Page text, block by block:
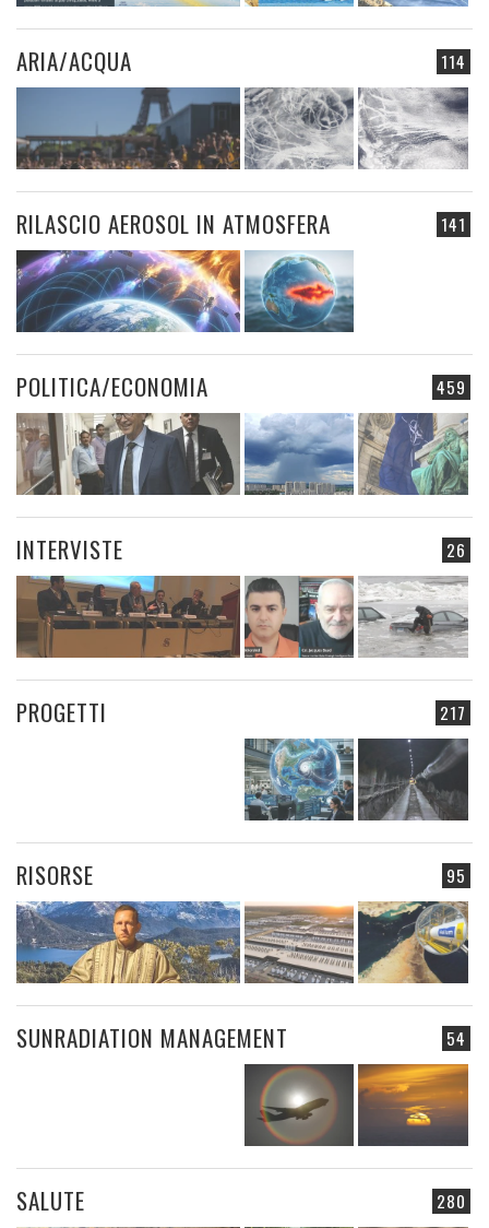
114
ARIA/ACQUA
141
RILASCIO AEROSOL IN ATMOSFERA
459
POLITICA/ECONOMIA
26
INTERVISTE
217
PROGETTI
95
RISORSE
54
SUNRADIATION MANAGEMENT
280
SALUTE